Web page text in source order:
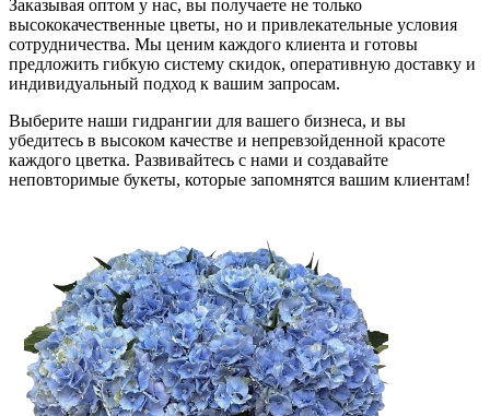
Заказывая оптом у нас, вы получаете не только
высококачественные цветы, но и привлекательные условия
сотрудничества. Мы ценим каждого клиента и готовы
предложить гибкую систему скидок, оперативную доставку и
индивидуальный подход к вашим запросам.
Выберите наши гидрангии для вашего бизнеса, и вы
убедитесь в высоком качестве и непревзойденной красоте
каждого цветка. Развивайтесь с нами и создавайте
неповторимые букеты, которые запомнятся вашим клиентам!